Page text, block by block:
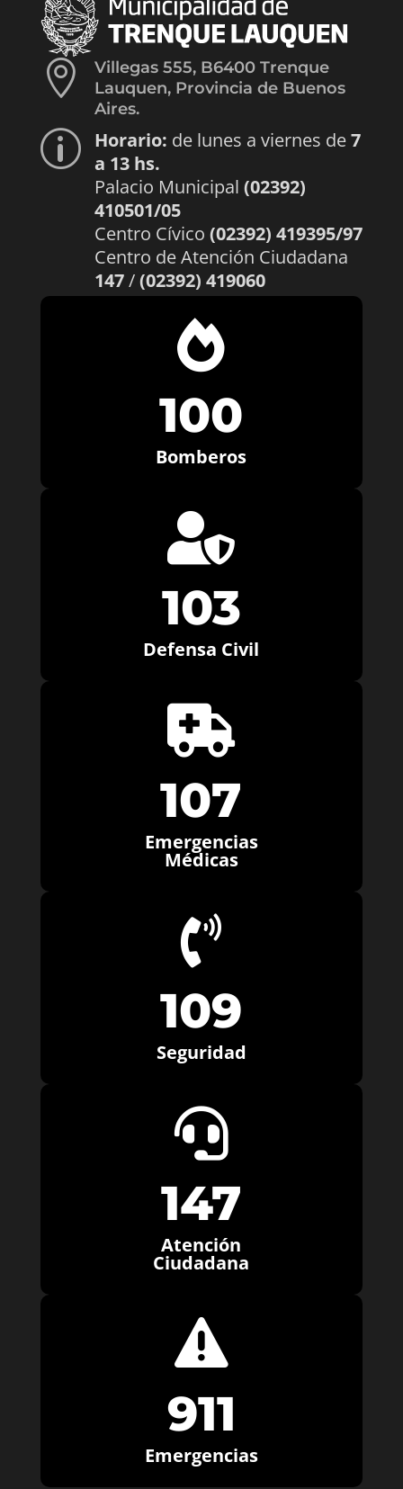

Villegas 555, B6400 Trenque
Lauquen, Provincia de Buenos
Aires.
p Horario: de lunes a viernes de7
a 13 hs.
Palacio Municipal (02392)
410501/05
Centro Cívico (02392) 419395/97
Centro de Atención Ciudadana
147/(02392) 419060

100
Bomberos

103
Defensa Civil

107
Emergencias
Médicas

109
Seguridad

147
Atención
Ciudadana

911
Emergencias